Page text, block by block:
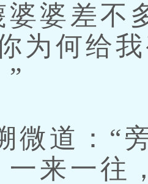
婆婆差不
为何给
”
道：“
一来一往